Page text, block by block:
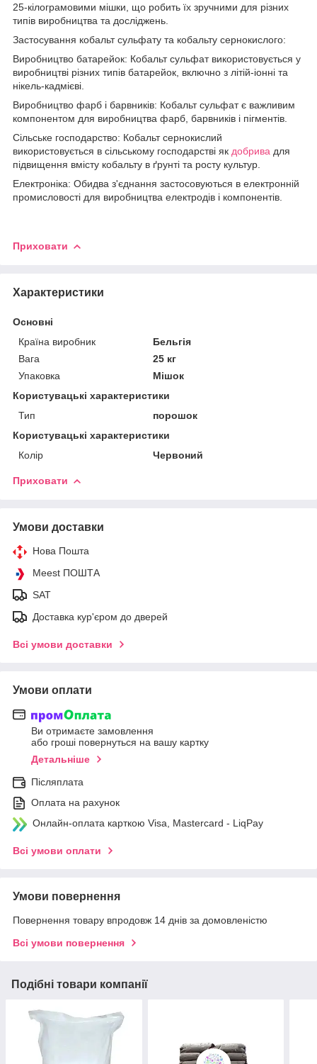
25-кілограмовими мішки, що робить їх зручними для різних
типів виробництва та досліджень.
Застосування кобальт сульфату та кобальту сернокислого:
Виробництво батарейок: Кобальт сульфат використовується у
виробництві різних типів батарейок, включно з літій-іонні та
нікель-кадмієві.
Виробництво фарб і барвників: Кобальт сульфат є важливим
компонентом для виробництва фарб, барвників і пігментів.
Сільське господарство: Кобальт сернокислий
використовується в сільському господарстві як добрива для
підвищення вмісту кобальту в ґрунті та росту культур.
Електроніка: Обидва з'єднання застосовуються в електронній
промисловості для виробництва електродів і компонентів.
Приховати
Характеристики
Основні
Країна виробник
Бельгія
Вага
25 кг
Упаковка
Мішок
Користувацькі характеристики
Тип
порошок
Користувацькi характеристики
Колір
Червоний
Приховати
Умови доставки
Нова Пошта
Meest ПОШТА
SAT
Доставка кур'єром до дверей
Всі умови доставки
Умови оплати
Ви отримаєте замовлення
або гроші повернуться на вашу картку
Детальніше
Післяплата
Оплата на рахунок
Онлайн-оплата карткою Visa, Mastercard - LiqPay
Всі умови оплати
Умови повернення
Повернення товару впродовж 14 днів за домовленістю
Всі умови повернення
Подібні товари компанії